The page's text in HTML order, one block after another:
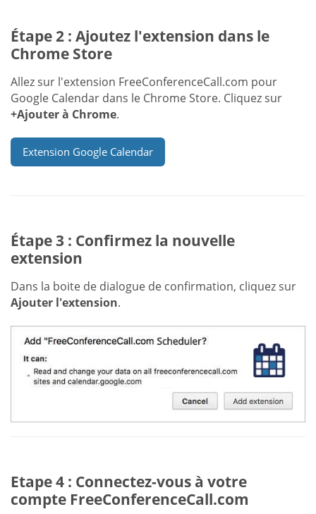
Étape 2 : Ajoutez l'extension dans le
Chrome Store
Allez sur l'extension FreeConferenceCall.com pour
Google Calendar dans le Chrome Store. Cliquez sur
+Ajouter à Chrome.
Extension Google Calendar
Étape 3 : Confirmez la nouvelle
extension
Dans la boite de dialogue de confirmation, cliquez sur
Ajouter l'extension.
Etape 4 : Connectez-vous à votre
compte FreeConferenceCall.com